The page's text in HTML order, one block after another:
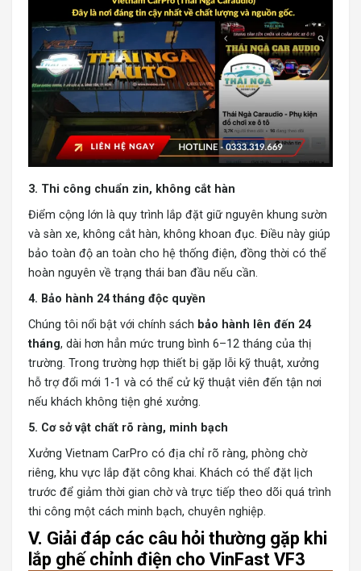
3. Thi công chuẩn zin, không cắt hàn
Điểm cộng lớn là quy trình lắp đặt giữ nguyên khung sườn
và sàn xe, không cắt hàn, không khoan đục. Điều này giúp
bảo toàn độ an toàn cho hệ thống điện, đồng thời có thể
hoàn nguyên về trạng thái ban đầu nếu cần.
4. Bảo hành 24 tháng độc quyền
Chúng tôi nổi bật với chính sách bảo hành lên đến 24
tháng, dài hơn hẳn mức trung bình 6–12 tháng của thị
trường. Trong trường hợp thiết bị gặp lỗi kỹ thuật, xưởng
hỗ trợ đổi mới 1-1 và có thể cử kỹ thuật viên đến tận nơi
nếu khách không tiện ghé xưởng.
5. Cơ sở vật chất rõ ràng, minh bạch
Xưởng Vietnam CarPro có địa chỉ rõ ràng, phòng chờ
riêng, khu vực lắp đặt công khai. Khách có thể đặt lịch
trước để giảm thời gian chờ và trực tiếp theo dõi quá trình
thi công một cách minh bạch, chuyên nghiệp.
V. Giải đáp các câu hỏi thường gặp khi
lắp ghế chỉnh điện cho VinFast VF3